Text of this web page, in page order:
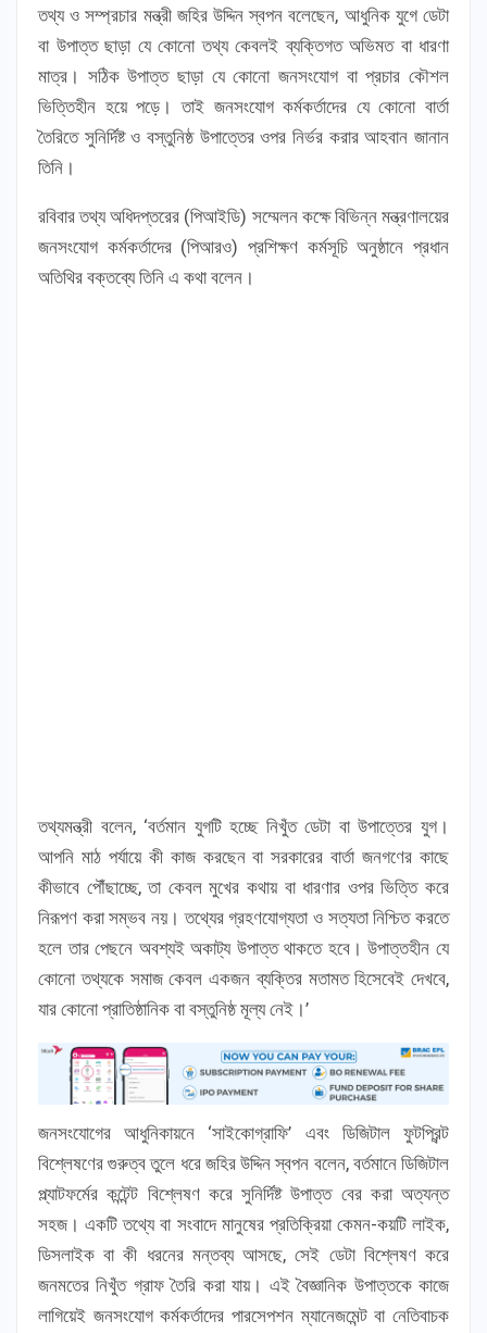
তথ্য ও সম্প্রচার মন্ত্রী জহির উদ্দিন স্বপন বলেছেন, আধুনিক যুগে ডেটা
বা উপাত্ত ছাড়া যে কোনো তথ্য কেবলই ব্যক্তিগত অভিমত বা ধারণা
মাত্র। সঠিক উপাত্ত ছাড়া যে কোনো জনসংযোগ বা প্রচার কৌশল
ভিত্তিহীন হয়ে পড়ে। তাই জনসংযোগ কর্মকর্তাদের যে কোনো বার্তা
তৈরিতে সুনির্দিষ্ট ও বস্তুনিষ্ঠ উপাত্তের ওপর নির্ভর করার আহবান জানান
তিনি।
রবিবার তথ্য অধিদপ্তরের (পিআইডি) সম্মেলন কক্ষে বিভিন্ন মন্ত্রণালয়ের
জনসংযোগ কর্মকর্তাদের (পিআরও) প্রশিক্ষণ কর্মসূচি অনুষ্ঠানে প্রধান
অতিথির বক্তব্যে তিনি এ কথা বলেন।
তথ্যমন্ত্রী বলেন, ‘বর্তমান যুগটি হচ্ছে নিখুঁত ডেটা বা উপাত্তের যুগ।
আপনি মাঠ পর্যায়ে কী কাজ করছেন বা সরকারের বার্তা জনগণের কাছে
কীভাবে পৌঁছাচ্ছে, তা কেবল মুখের কথায় বা ধারণার ওপর ভিত্তি করে
নিরূপণ করা সম্ভব নয়। তথ্যের গ্রহণযোগ্যতা ও সত্যতা নিশ্চিত করতে
হলে তার পেছনে অবশ্যই অকাট্য উপাত্ত থাকতে হবে। উপাত্তহীন যে
কোনো তথ্যকে সমাজ কেবল একজন ব্যক্তির মতামত হিসেবেই দেখবে,
যার কোনো প্রাতিষ্ঠানিক বা বস্তুনিষ্ঠ মূল্য নেই।’
জনসংযোগের আধুনিকায়নে ‘সাইকোগ্রাফি’ এবং ডিজিটাল ফুটপ্রিন্ট
বিশ্লেষণের গুরুত্ব তুলে ধরে জহির উদ্দিন স্বপন বলেন, বর্তমানে ডিজিটাল
প্ল্যাটফর্মের কন্টেন্ট বিশ্লেষণ করে সুনির্দিষ্ট উপাত্ত বের করা অত্যন্ত
সহজ। একটি তথ্যে বা সংবাদে মানুষের প্রতিক্রিয়া কেমন-কয়টি লাইক,
ডিসলাইক বা কী ধরনের মন্তব্য আসছে, সেই ডেটা বিশ্লেষণ করে
জনমতের নিখুঁত গ্রাফ তৈরি করা যায়। এই বৈজ্ঞানিক উপাত্তকে কাজে
লাগিয়েই জনসংযোগ কর্মকর্তাদের পারসেপশন ম্যানেজমেন্ট বা নেতিবাচক